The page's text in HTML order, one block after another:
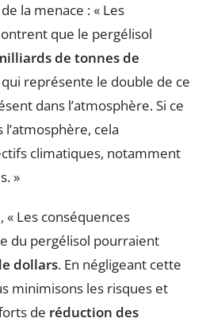
la menace : « Les
que le pergélisol
de tonnes de
qui représente le double de ce
dans l’atmosphère. Si ce
l’atmosphère, cela
climatiques, notamment
»
Les conséquences
du pergélisol pourraient
dollars. En négligeant cette
minimisons les risques et
de réduction des